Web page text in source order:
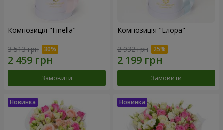
Композиція "Finella"
3 513 грн
Замовити
Композиція "Елора"
2 932 грн
Замовити